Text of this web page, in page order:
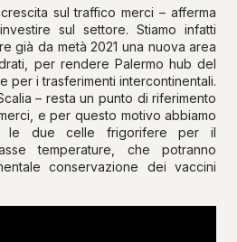
sul traffico merci – afferma
sul settore. Stiamo infatti
già da metà 2021 una nuova area
per rendere Palermo hub del
per i trasferimenti intercontinentali.
– resta un punto di riferimento
e per questo motivo abbiamo
le due celle frigorifere per il
temperature, che potranno
conservazione dei vaccini